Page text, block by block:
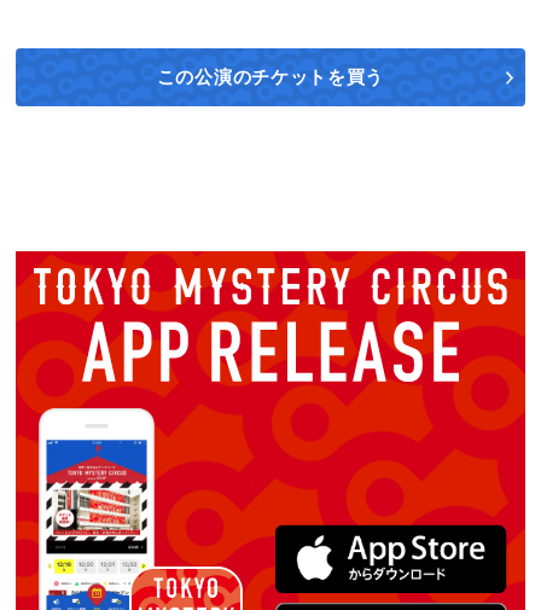
この公演のチケットを買う